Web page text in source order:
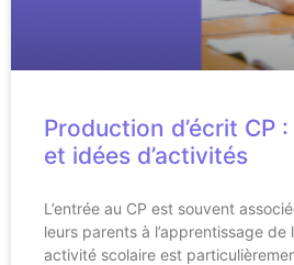
Production d’écrit CP
et idées d’activités
L’entrée au CP est souvent
leurs parents à l’apprentissage
activité scolaire est